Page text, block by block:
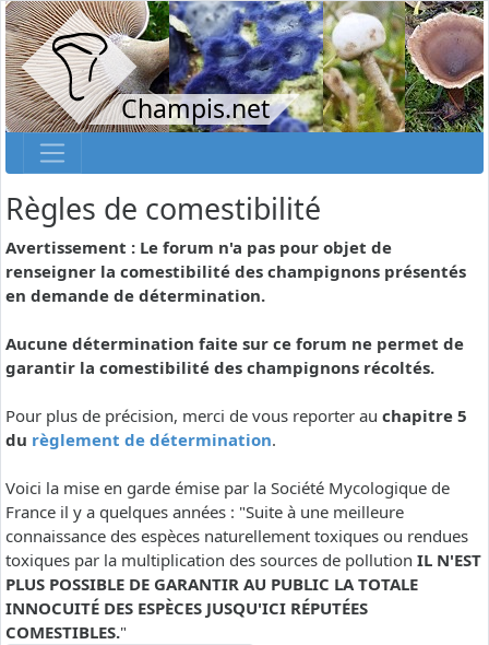
Champis.net
Règles de comestibilité
Avertissement : Le forum n'a pas pour objet de
renseigner la comestibilité des champignons présentés
en demande de détermination.
Aucune détermination faite sur ce forum ne permet de
garantir la comestibilité des champignons récoltés.
Pour plus de précision, merci de vous reporter au chapitre 5
du règlement de détermination.
Voici la mise en garde émise par la Société Mycologique de
France il y a quelques années : "Suite à une meilleure
connaissance des espèces naturellement toxiques ou rendues
toxiques par la multiplication des sources de pollution IL N'EST
PLUS POSSIBLE DE GARANTIR AU PUBLIC LA TOTALE
INNOCUITÉ DES ESPÈCES JUSQU'ICI RÉPUTÉES
COMESTIBLES."